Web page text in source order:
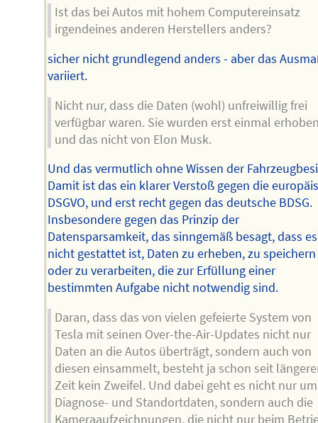
Ist das bei Autos mit hohem Computereinsatz
irgendeines anderen Herstellers anders?
sicher nicht grundlegend anders - aber das
variiert.
Nicht nur, dass die Daten (wohl) unfreiwillig frei
verfügbar waren. Sie wurden erst einmal
und das nicht von Elon Musk.
Und das vermutlich ohne Wissen der
Damit ist das ein klarer Verstoß gegen die
DSGVO, und erst recht gegen das deutsche BDSG.
Insbesondere gegen das Prinzip der
Datensparsamkeit, das sinngemäß besagt, dass es
nicht gestattet ist, Daten zu erheben, zu speichern
oder zu verarbeiten, die zur Erfüllung einer
bestimmten Aufgabe nicht notwendig sind.
Daran, dass das von vielen gefeierte System von
Tesla mit seinen Over-the-Air-Updates nicht nur
Daten an die Autos überträgt, sondern auch von
diesen einsammelt, besteht ja schon seit
Zeit kein Zweifel. Und dabei geht es nicht nur um
Diagnose- und Standortdaten, sondern auch die
Kameraaufzeichnungen, die nicht nur beim